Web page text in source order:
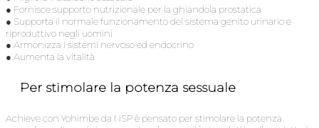
● Fornisce supporto nutrizionale per la ghiandola prostatica
● Supporta il normale funzionamento del sistema genito urinario e
riproduttivo negli uomini
● Armonizza i sistemi nervoso ed endocrino
● Aumenta la vitalità
Per stimolare la potenza sessuale
Achieve con Yohimbe da NSP è pensato per stimolare la potenza